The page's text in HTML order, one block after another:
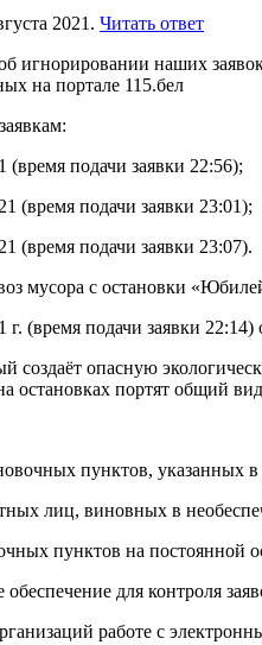
2021. Читать ответ
наших
на портале 115.бел
подачи заявки 22:56);
(время подачи заявки 23:01);
(время подачи заявки 23:07).
мусора с остановки
(время подачи заявки 22:14)
создаёт опасную
портят общий
пунктов,
лиц, виновных в
пунктов на постоянной
для контроля
работе с